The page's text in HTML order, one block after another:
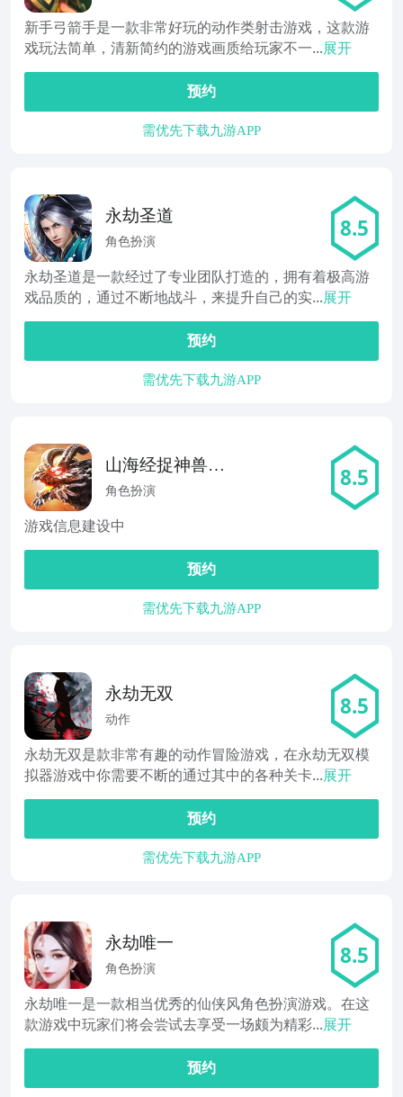
新手弓箭手是一款非常好玩的动作类射击游戏，这款游
戏玩法简单，清新简约的游戏画质给玩家不一...展开
预约
需优先下载九游APP
永劫圣道
角色扮演 8.5
永劫圣道是一款经过了专业团队打造的，拥有着极高游
戏品质的，通过不断地战斗，来提升自己的实...展开
预约
需优先下载九游APP
山海经捉神兽推
荐
角色扮演 8.5
游戏信息建设中
预约
需优先下载九游APP
永劫无双
动作 8.5
永劫无双是款非常有趣的动作冒险游戏，在永劫无双模
拟器游戏中你需要不断的通过其中的各种关卡...展开
预约
需优先下载九游APP
永劫唯一
角色扮演 8.5
永劫唯一是一款相当优秀的仙侠风角色扮演游戏。在这
款游戏中玩家们将会尝试去享受一场颇为精彩...展开
预约